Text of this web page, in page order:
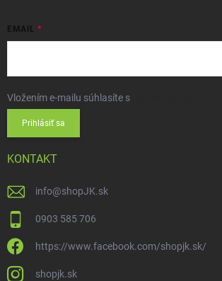
EMAIL
Vložením e-mailu súhlasíte s
Prihlásiť sa
KONTAKT
info@shopJK.sk
0903 585 706
https://www.facebook.com/shopjk.sk/
shopjk.sk